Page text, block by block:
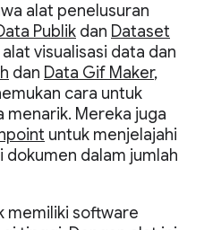
alat penelusuran
Publik dan Dataset
visualisasi data dan
dan Data Gif Maker,
cara untuk
Mereka juga
untuk menjelajahi
dokumen dalam jumlah
memiliki software